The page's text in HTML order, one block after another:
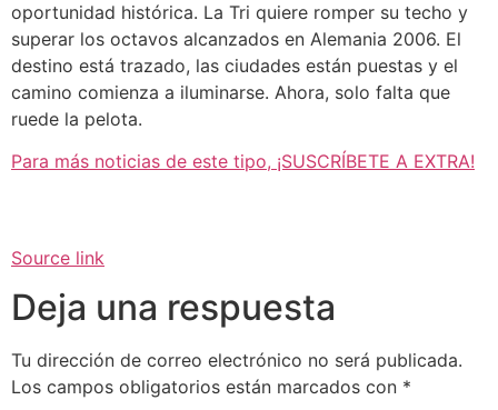
oportunidad histórica. La Tri quiere romper su techo y
superar los octavos alcanzados en Alemania 2006. El
destino está trazado, las ciudades están puestas y el
camino comienza a iluminarse. Ahora, solo falta que
ruede la pelota.
Para más noticias de este tipo, ¡SUSCRÍBETE A EXTRA!
Source link
Deja una respuesta
Tu dirección de correo electrónico no será publicada.
Los campos obligatorios están marcados con *